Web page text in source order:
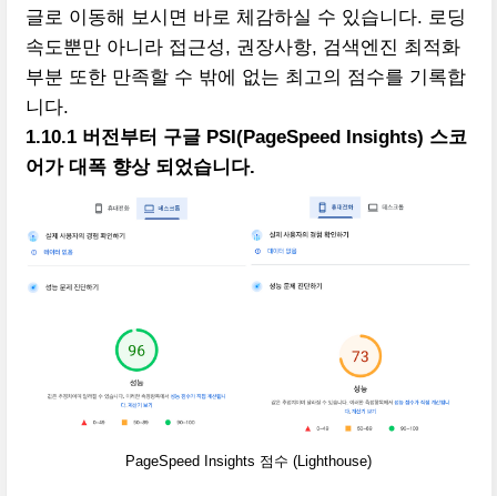
글로 이동해 보시면 바로 체감하실 수 있습니다. 로딩
속도뿐만 아니라 접근성, 권장사항, 검색엔진 최적화
부분 또한 만족할 수 밖에 없는 최고의 점수를 기록합
니다.
1.10.1 버전부터 구글 PSI(PageSpeed Insights) 스코
어가 대폭 향상 되었습니다.
PageSpeed Insights 점수 (Lighthouse)